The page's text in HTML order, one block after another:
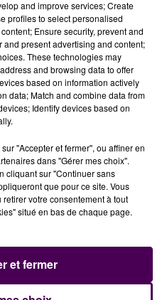
KAYE
6h50
6h50
A Sky Full Of Stars
and improve services; Create
profiles to select personalised
Ensure security, prevent and
present advertising and content;
These technologies may
and browsing data to offer
based on information actively
data; Match and combine data from
Identify devices based on
"Accepter et fermer", ou affiner en
dans "Gérer mes choix".
cliquant sur "Continuer sans
que pour ce site. Vous
votre consentement à tout
situé en bas de chaque page.
et fermer